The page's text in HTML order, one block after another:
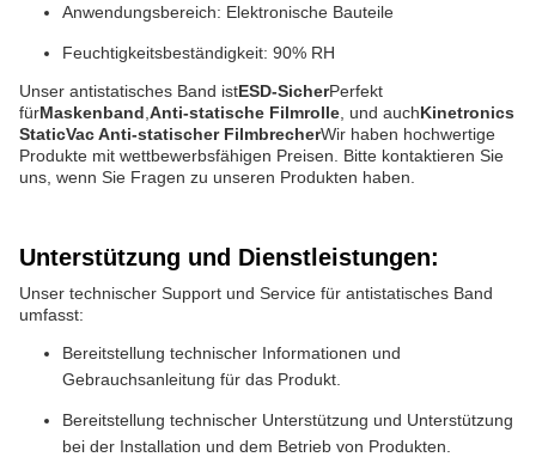
Anwendungsbereich: Elektronische Bauteile
Feuchtigkeitsbeständigkeit: 90% RH
Unser antistatisches Band istESD-SicherPerfekt
fürMaskenband Anti-statische Filmrolle , und auchKinetronics
StaticVac Anti-statischer FilmbrecherWir haben hochwertige
Produkte mit wettbewerbsfähigen Preisen. Bitte kontaktieren Sie
uns, wenn Sie Fragen zu unseren Produkten haben.
Unterstützung und Dienstleistungen:
Unser technischer Support und Service für antistatisches Band
umfasst:
Bereitstellung technischer Informationen und
Gebrauchsanleitung für das Produkt.
Bereitstellung technischer Unterstützung und Unterstützung
bei der Installation und dem Betrieb von Produkten.